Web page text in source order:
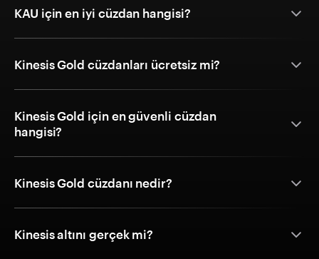
KAU için en iyi cüzdan hangisi?
Kinesis Gold cüzdanları ücretsiz mi?
Kinesis Gold için en güvenli cüzdan
hangisi?
Kinesis Gold cüzdanı nedir?
Kinesis altını gerçek mi?